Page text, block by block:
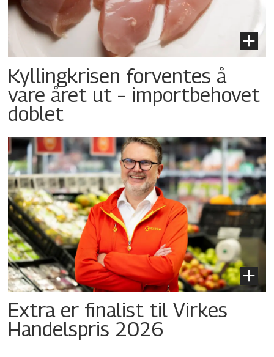
Kyllingkrisen forventes å
vare året ut – importbehovet
doblet
Extra er finalist til Virkes
Handelspris 2026